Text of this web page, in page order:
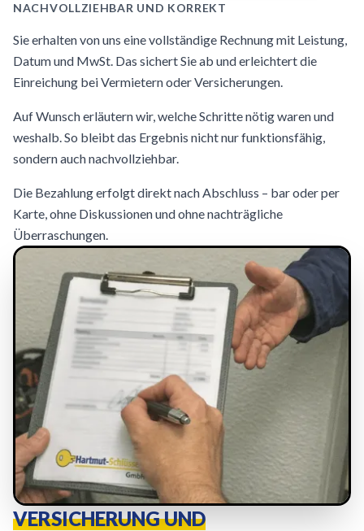
NACHVOLLZIEHBAR UND KORREKT
Sie erhalten von uns eine vollständige Rechnung mit Leistung,
Datum und MwSt. Das sichert Sie ab und erleichtert die
Einreichung bei Vermietern oder Versicherungen.
Auf Wunsch erläutern wir, welche Schritte nötig waren und
weshalb. So bleibt das Ergebnis nicht nur funktionsfähig,
sondern auch nachvollziehbar.
Die Bezahlung erfolgt direkt nach Abschluss – bar oder per
Karte, ohne Diskussionen und ohne nachträgliche
Überraschungen.
VERSICHERUNG UND